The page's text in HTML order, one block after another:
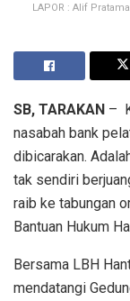
LAPOR : Alif
SB, TARAKAN –
nasabah bank
dibicarakan.
tak sendiri
raib ke tabungan
Bantuan Hukum
Bersama LBH
mendatangi